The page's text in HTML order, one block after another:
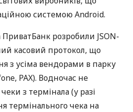
системою Android.
розробили JSON-
касовий протокол, що
з усіма вендорами в парку
PAX). Водночас не
з термінала (у разі
термінального чека на